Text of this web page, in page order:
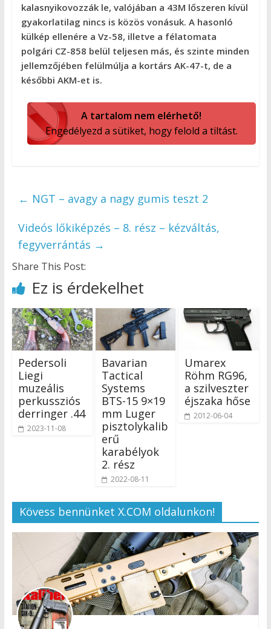
kalasnyikovozzák le, valójában a 43M lőszeren kívül
gyakorlatilag nincs is közös vonásuk. A hasonló
külkép ellenére a Vz-58, illetve a félatomata
polgári CZ-858 belül teljesen más, és szinte minden
jellemzőjében felülmúlja a kortárs AK-47-t, de a
későbbi AKM-et is.
A tartalom nem elérhető!
Engedélyezd a sütiket, hogy felold a tiltást.
← NGT – avagy a nagy gumis teszt 2
Videós lőkiképzés – 8. rész – kézváltás,
fegyverrántás →
Share This Post:
Ez is érdekelhet
Pedersoli
Liegi
muzeális
perkussziós
derringer .44
2023-11-08
Bavarian
Tactical
Systems
BTS-15 9×19
mm Luger
pisztolykalib
erű
karabélyok
2. rész
2022-08-11
Umarex
Röhm RG96,
a szilveszter
éjszaka hőse
2012-06-04
Kövess bennünket X.COM oldalunkon!